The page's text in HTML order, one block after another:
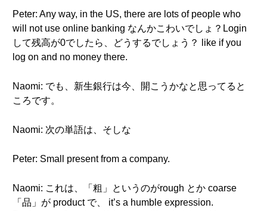
Peter: Any way, in the US, there are lots of people who
will not use online banking なんかこわいでしょ？Login
して残高が0でしたら、どうするでしょう？ like if you
log on and no money there.
Naomi: でも、新生銀行は今、開こうかなと思ってると
ころです。
Naomi: 次の単語は、そしな
Peter: Small present from a company.
Naomi: これは、「粗」というのがrough とか coarse
「品」が product で、 it’s a humble expression.